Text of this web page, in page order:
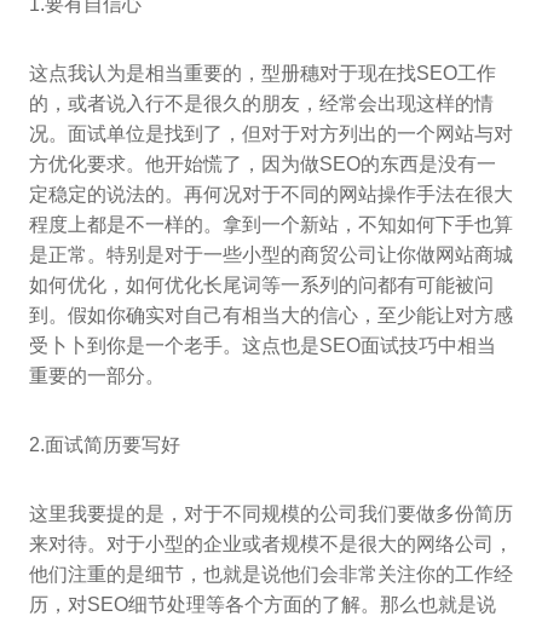
这点我认为是相当重要的，型册穗对于现在找SEO工作
的，或者说入行不是很久的朋友，经常会出现这样的情
况。面试单位是找到了，但对于对方列出的一个网站与对
方优化要求。他开始慌了，因为做SEO的东西是没有一
定稳定的说法的。再何况对于不同的网站操作手法在很大
程度上都是不一样的。拿到一个新站，不知如何下手也算
是正常。特别是对于一些小型的商贸公司让你做网站商城
如何优化，如何优化长尾词等一系列的问都有可能被问
到。假如你确实对自己有相当大的信心，至少能让对方感
受卜卜到你是一个老手。这点也是SEO面试技巧中相当
重要的一部分。
2.面试简历要写好
这里我要提的是，对于不同规模的公司我们要做多份简历
来对待。对于小型的企业或者规模不是很大的网络公司，
他们注重的是细节，也就是说他们会非常关注你的工作经
历，对SEO细节处理等各个方面的了解。那么也就是说